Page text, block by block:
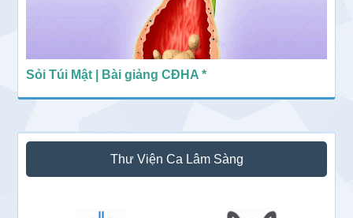
Sỏi Túi Mật | Bài giảng CĐHA *
Thư Viện Ca Lâm Sàng